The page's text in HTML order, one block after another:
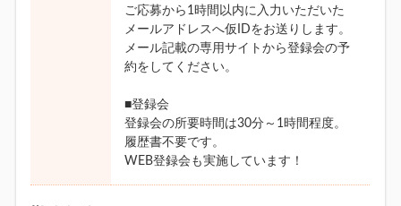
ご応募から1時間以内に入力いただいた
メールアドレスへ仮IDをお送りします。
メール記載の専用サイトから登録会の予
約をしてください。
■登録会
登録会の所要時間は30分～1時間程度。
履歴書不要です。
WEB登録会も実施しています！